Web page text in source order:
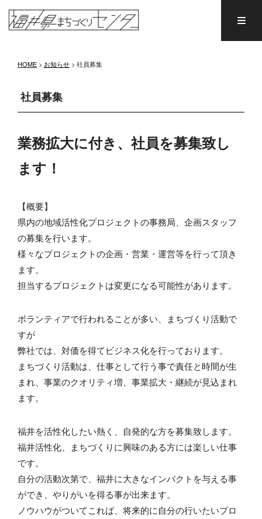
HOME > お知らせ > 社員募集
社員募集
業務拡大に付き、社員を募集致し
ます！
【概要】
県内の地域活性化プロジェクトの事務局、企画スタッフ
の募集を行います。
様々なプロジェクトの企画・営業・運営等を行って頂き
ます。
担当するプロジェクトは変更になる可能性があります。
ボランティアで行われることが多い、まちづくり活動で
すが
弊社では、対価を得てビジネス化を行っております。
まちづくり活動は、仕事として行う事で責任と時間が生
まれ、事業のクオリティ増、事業拡大・継続が見込まれ
ます。
福井を活性化したい熱く、自発的な方を募集致します。
福井活性化、まちづくりに興味のある方には楽しい仕事
です。
自分の活動次第で、福井に大きなインパクトを与える事
ができ、やりがいを得る事が出来ます。
ノウハウがついてこれば、将来的に自分の行いたいプロ